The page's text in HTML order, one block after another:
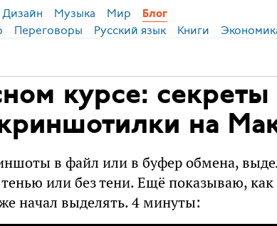
Дизайн Музыка Мир Блог
Переговоры Русский язык Книги
курсе: секреты
на
в файл или в буфер обмена,
или без тени. Ещё показываю, как
начал выделять. 4 минуты: